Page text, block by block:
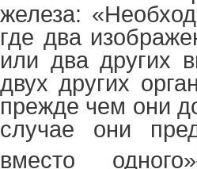
железа: «
где два
или два других
двух других
прежде чем они
случае они
вместо одного»